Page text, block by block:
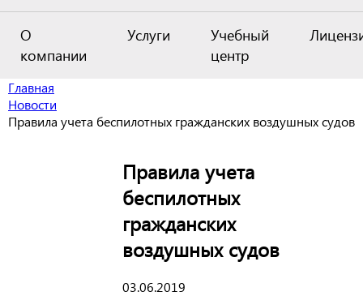
О
компании
Услуги
Учебный
центр
Главная
Новости
Правила учета беспилотных гражданских воздушных судов
Правила учета
беспилотных
гражданских
воздушных судов
03.06.2019